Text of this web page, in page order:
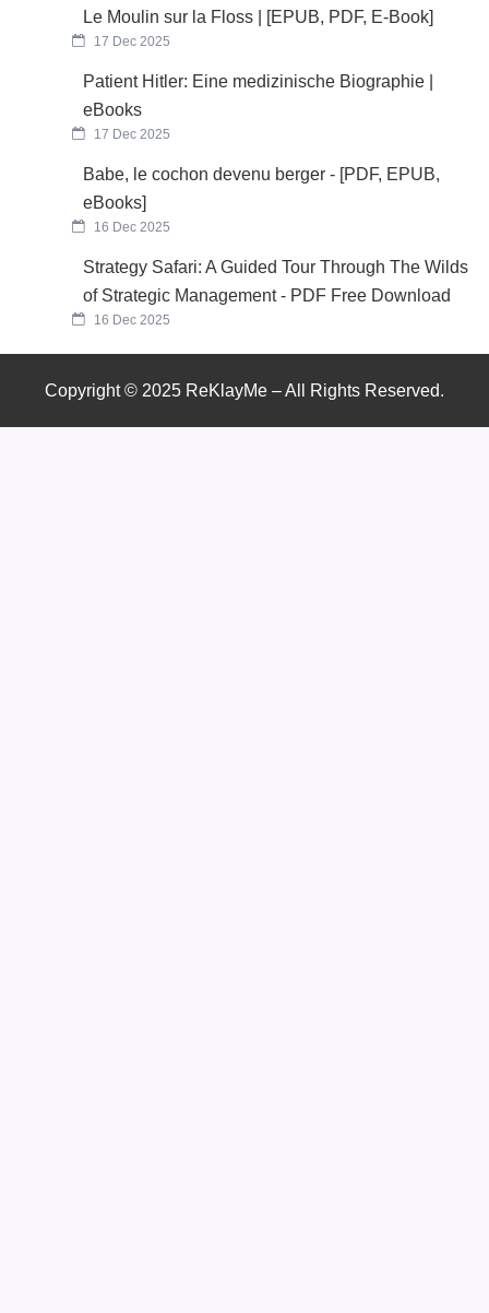
Le Moulin sur la Floss | [EPUB, PDF, E-Book]
17 Dec 2025
Patient Hitler: Eine medizinische Biographie |
eBooks
17 Dec 2025
Babe, le cochon devenu berger - [PDF, EPUB,
eBooks]
16 Dec 2025
Strategy Safari: A Guided Tour Through The Wilds
of Strategic Management - PDF Free Download
16 Dec 2025
Copyright © 2025 ReKlayMe – All Rights Reserved.